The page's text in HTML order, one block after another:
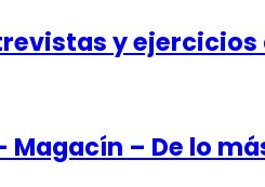
y
Magacín – De lo